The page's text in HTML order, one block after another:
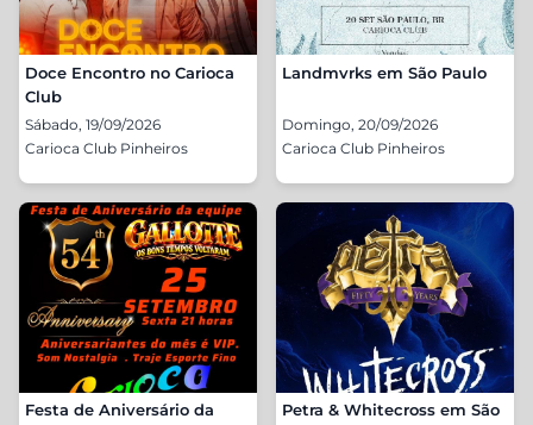
Doce Encontro no Carioca
Club
Sábado, 19/09/2026
Carioca Club Pinheiros
Landmvrks em São Paulo
Domingo, 20/09/2026
Carioca Club Pinheiros
Festa de Aniversário da
Petra & Whitecross em São